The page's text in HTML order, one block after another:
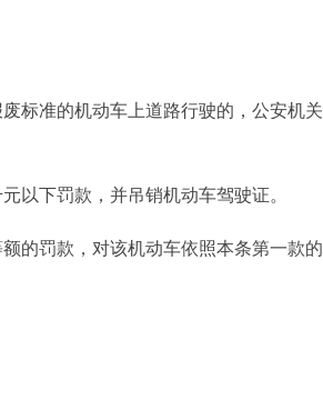
标准的机动车上道路行驶的，公安机关
以下罚款，并吊销机动车驾驶证。
的罚款，对该机动车依照本条第一款的